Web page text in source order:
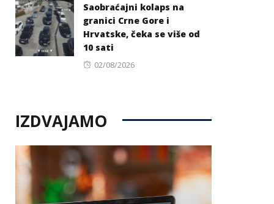
Saobraćajni kolaps na
granici Crne Gore i
Hrvatske, čeka se više od
10 sati
Posted
02/08/2026
IZDVAJAMO